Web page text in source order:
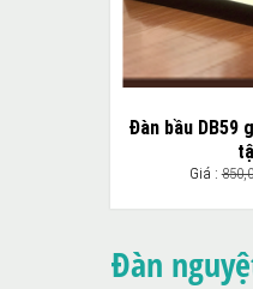
Đàn bầu DB59
Giá :
Đàn